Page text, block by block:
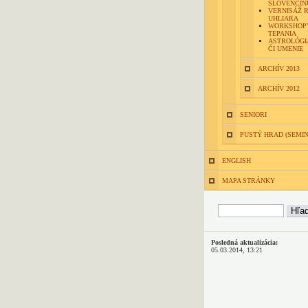
VERNISÁŽ
UHLIARA
TEPANIA
ČI UMENIE
ARCHÍV 2013
ARCHÍV 2012
SENIORI
PUSTÝ HRAD
ENGLISH
MAPA STRÁNKY
Posledná aktualizácia:
05.03.2014, 13:21